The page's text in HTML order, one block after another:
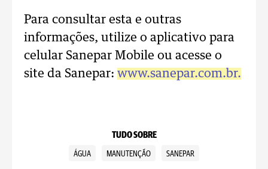
Para consultar esta e outras
informações, utilize o aplicativo para
celular Sanepar Mobile ou acesse o
site da Sanepar: www.sanepar.com.br.
TUDO SOBRE
ÁGUA MANUTENÇÃO SANEPAR